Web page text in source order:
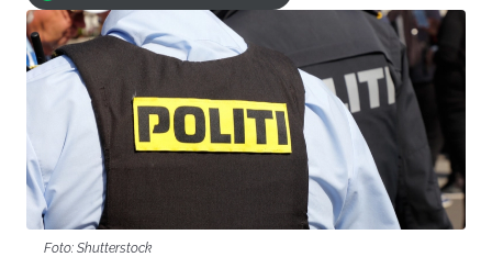
Foto: Shutterstock